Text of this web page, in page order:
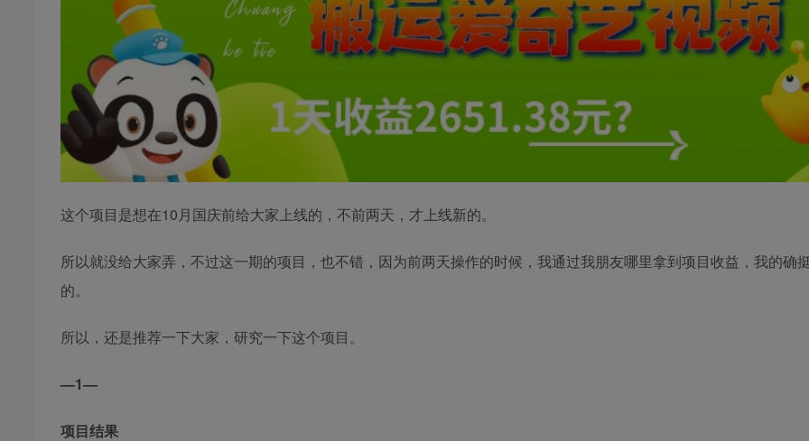
这个项目是想在10月国庆前给大家上线的，不前两天，才上线新的。
所以就没给大家弄，不过这一期的项目，也不错，因为前两天操作的时候，我通过我朋友哪里拿到项目收益，我的确
的。
所以，还是推荐一下大家，研究一下这个项目。
—1—
项目结果